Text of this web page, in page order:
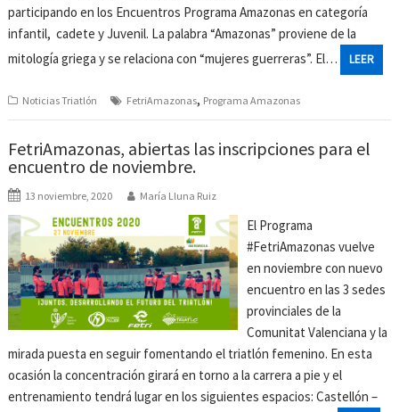
participando en los Encuentros Programa Amazonas en categoría
infantil, cadete y Juvenil. La palabra “Amazonas” proviene de la
mitología griega y se relaciona con “mujeres guerreras”. El…
LEER
Noticias Triatlón FetriAmazonas, Programa Amazonas
FetriAmazonas, abiertas las inscripciones para el
encuentro de noviembre.
13 noviembre, 2020 María Lluna Ruiz
El Programa
#FetriAmazonas vuelve
en noviembre con nuevo
encuentro en las 3 sedes
provinciales de la
Comunitat Valenciana y la
mirada puesta en seguir fomentando el triatlón femenino. En esta
ocasión la concentración girará en torno a la carrera a pie y el
entrenamiento tendrá lugar en los siguientes espacios: Castellón –